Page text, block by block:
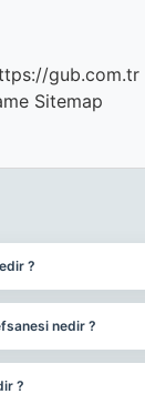
gub.com.tr
Sitemap
?
nedir ?
?